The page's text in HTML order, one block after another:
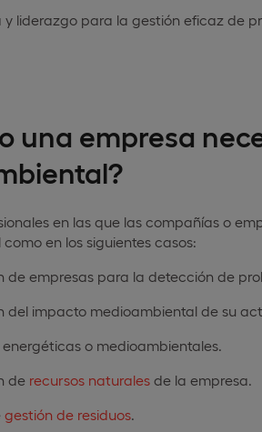
y liderazgo para la gestión eficaz de
una empresa
en las que las compañías o
en los siguientes casos:
de empresas para la detección de
del impacto medioambiental de su
o medioambientales.
de recursos naturales de la empresa.
gestión de residuos